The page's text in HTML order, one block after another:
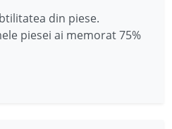
din piese.
piesei ai memorat 75%